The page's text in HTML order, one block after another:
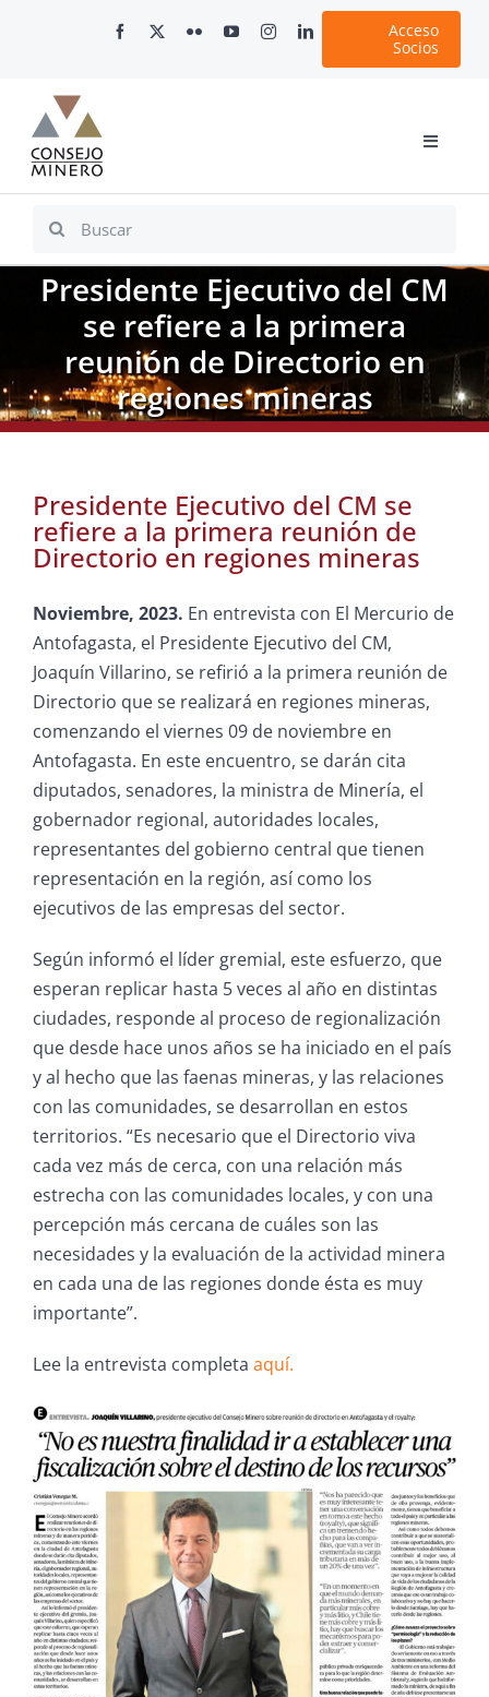
Acceso
Socios
Toggle
Documentos
Minería en Chile
Plataformas Digitales
Comunicaciones
Search
Presidente Ejecutivo del CM
se refiere a la primera
reunión de Directorio en
regiones mineras
Presidente Ejecutivo del CM se
refiere a la primera reunión de
Directorio en regiones mineras
Noviembre, 2023. En entrevista con El Mercurio de
Antofagasta, el Presidente Ejecutivo del CM,
Joaquín Villarino, se refirió a la primera reunión de
Directorio que se realizará en regiones mineras,
comenzando el viernes 09 de noviembre en
Antofagasta. En este encuentro, se darán cita
diputados, senadores, la ministra de Minería, el
gobernador regional, autoridades locales,
representantes del gobierno central que tienen
representación en la región, así como los
ejecutivos de las empresas del sector.
Según informó el líder gremial, este esfuerzo, que
esperan replicar hasta 5 veces al año en distintas
ciudades, responde al proceso de regionalización
que desde hace unos años se ha iniciado en el país
y al hecho que las faenas mineras, y las relaciones
con las comunidades, se desarrollan en estos
territorios. “Es necesario que el Directorio viva
cada vez más de cerca, con una relación más
estrecha con las comunidades locales, y con una
percepción más cercana de cuáles son las
necesidades y la evaluación de la actividad minera
en cada una de las regiones donde ésta es muy
importante”.
Lee la entrevista completa aquí.